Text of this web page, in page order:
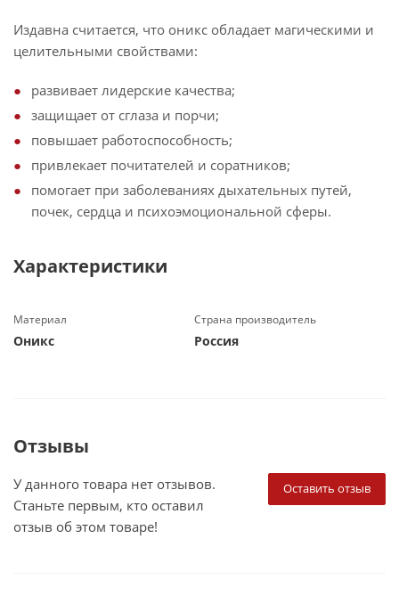
Издавна считается, что оникс обладает магическими и
целительными свойствами:
развивает лидерские качества;
защищает от сглаза и порчи;
повышает работоспособность;
привлекает почитателей и соратников;
помогает при заболеваниях дыхательных путей,
почек, сердца и психоэмоциональной сферы.
Характеристики
Материал
Оникс
Страна производитель
Россия
Отзывы
Оставить отзыв
У данного товара нет отзывов.
Станьте первым, кто оставил
отзыв об этом товаре!